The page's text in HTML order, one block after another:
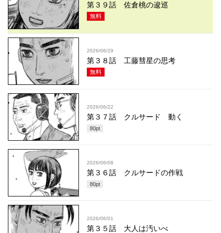
第３９話 佐倉桃の逡巡
無料
2026/06/29
第３８話 工藤彗星の思考
無料
2026/06/22
第３７話 クルサード 動く
80pt
2026/06/08
第３６話 クルサードの作戦
80pt
2026/06/01
第３５話 大人は汚いべ